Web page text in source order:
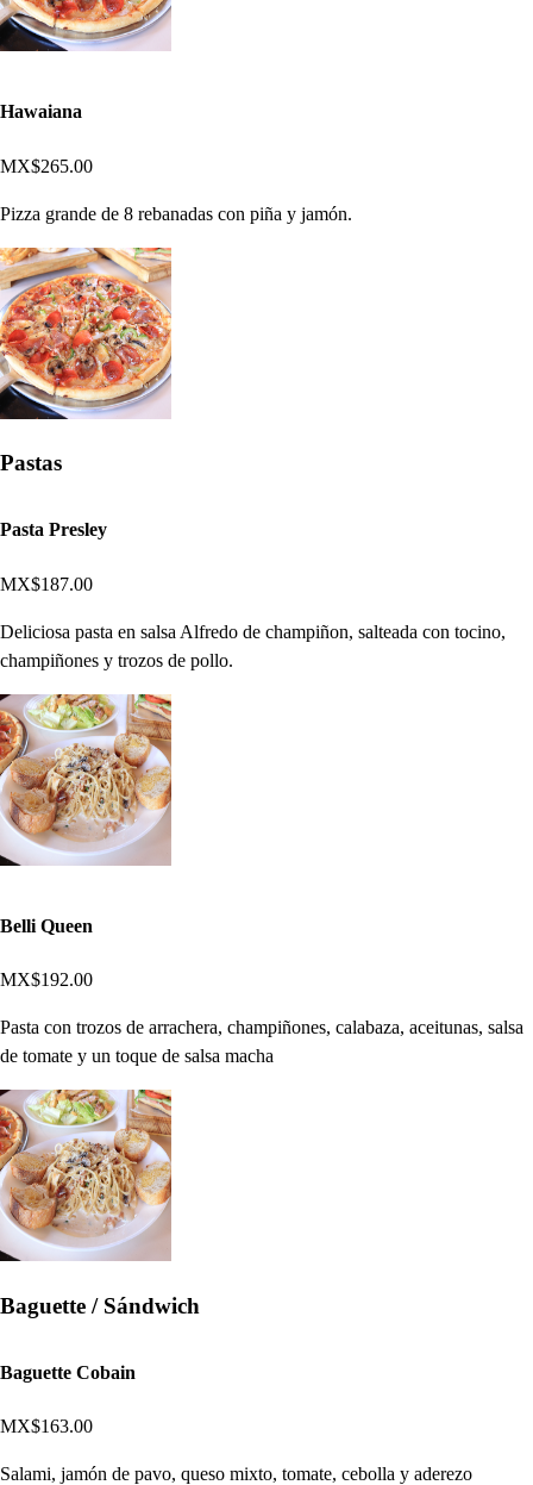
Hawaiana
MX$265.00
Pizza grande de 8 rebanadas con piña y jamón.
Pastas
Pasta Presley
MX$187.00
Deliciosa pasta en salsa Alfredo de champiñon, salteada con tocino,
champiñones y trozos de pollo.
Belli Queen
MX$192.00
Pasta con trozos de arrachera, champiñones, calabaza, aceitunas, salsa
de tomate y un toque de salsa macha
Baguette / Sándwich
Baguette Cobain
MX$163.00
Salami, jamón de pavo, queso mixto, tomate, cebolla y aderezo